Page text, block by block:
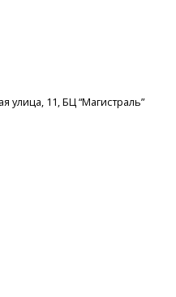
улица, 11, ​БЦ “Магистраль”